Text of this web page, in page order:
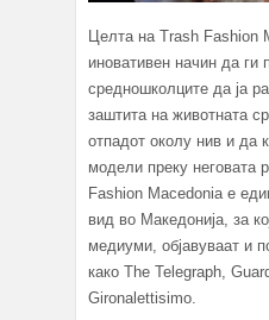
Целта на Trash Fashion
иновативен начин да ги
средношколците да ја
заштита на животната
отпадот околу нив и да
модели преку неговата
Fashion Macedonia е
вид во Македонија, за
медиуми, објавуваат и
како The Telegraph,
Gironalettisimo.